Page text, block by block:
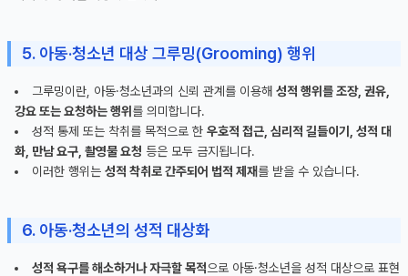
5. 아동·청소년 대상 그루밍(Grooming) 행위
그루밍이란, 아동·청소년과의 신뢰 관계를 이용해 성적 행위를 조장, 권유,
강요 또는 요청하는 행위 를 의미합니다.
성적 통제 또는 착취를 목적으로 한 우호적 접근, 심리적 길들이기, 성적 대
화, 만남 요구, 촬영물 요청 등은 모두 금지됩니다.
이러한 행위는 성적 착취로 간주되어 법적 제재를 받을 수 있습니다.
6. 아동·청소년의 성적 대상화
성적 욕구를 해소하거나 자극할 목적으로 아동·청소년을 성적 대상으로 표현